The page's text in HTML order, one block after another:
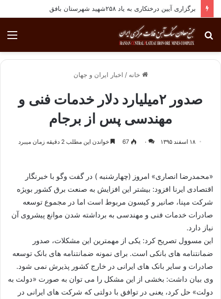
برگزاری آیین درختکاری به یاد ۲۵۸شهید شهرستان بافق
جستجو
برای
خانه / اخبار ایران و جهان
صدور ۲میلیارد دلار خدمات فنی و
مهندسی پس از برجام
۱۸ اسفند ۱۳۹۵ ۰ 67 خواندن این مطلب 2 دقیقه زمان میبرد
«محمدرضا انصاری» امروز (چهارشنبه ) در گفت وگو با خبرنگار
اقتصادی ایرنا افزود: بیشتر این افزایش به صنعت برق کشور بویژه
شرکت مپنا، صانیر و کیسون مربوط است اما در مجموع توسعه
صادرات خدمات فنی و مهندسی به برداشته شدن موانع پیشروی آن
نیاز دارد.
این مسوول تصریح کرد: یکی از مهمترین این مشکلات، صدور
ضمانتنامه های بانکی است. برای نمونه ضمانتنامه های بانک توسعه
صادرات و سایر بانک های ایرانی در خارج کشور پذیرش نمی شود.
وی بیان داشت: بخشی از این مشکل را می توان به صورت «دولت به
دولت» حل کرد، یعنی در توافق با دولتی که شرکت های ایرانی در